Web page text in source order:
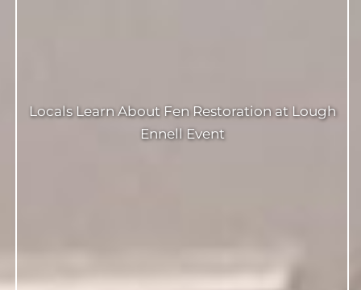
Locals Learn About Fen Restoration at Lough
Ennell Event